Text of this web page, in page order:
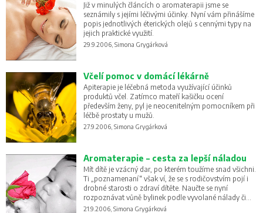
Již v minulých článcích o aromaterapii jsme se
seznámily s jejími léčivými účinky. Nyní vám přinášíme
popis jednotlivých éterických olejů s cennými typy na
jejich praktické využití.
29.9.2006, Simona Grygárková
Včelí pomoc v domácí lékárně
Apiterapie je léčebná metoda využívající účinků
produktů včel. Zatímco mateří kašičku ocení
především ženy, pyl je neocenitelným pomocníkem při
léčbě prostaty u mužů.
27.9.2006, Simona Grygárková
Aromaterapie – cesta za lepší náladou
Mít dítě je vzácný dar, po kterém toužíme snad všichni.
Ti „poznamenaní“ však ví, že se s rodičovstvím pojí i
drobné starosti o zdraví dítěte. Naučte se nyní
rozpoznávat vůně bylinek podle vyvolané nálady či
léčivého efektu u vaší ratolesti.
21.9.2006, Simona Grygárková